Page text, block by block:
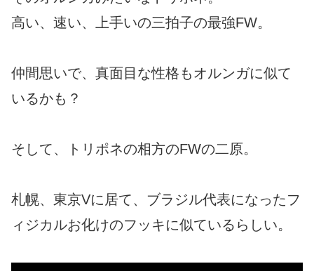
高い、速い、上手いの三拍子の最強FW。
仲間思いで、真面目な性格もオルンガに似て
いるかも？
そして、トリポネの相方のFWの二原。
札幌、東京Vに居て、ブラジル代表になったフ
ィジカルお化けのフッキに似ているらしい。